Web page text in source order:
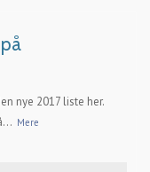
nye 2017 liste her.
Mere